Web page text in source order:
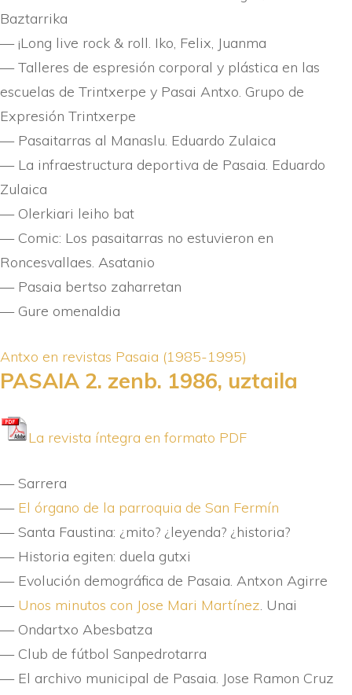
Baztarrika
— ¡Long live rock & roll. Iko, Felix, Juanma
— Talleres de espresión corporal y plástica en las
escuelas de Trintxerpe y Pasai Antxo. Grupo de
Expresión Trintxerpe
— Pasaitarras al Manaslu. Eduardo Zulaica
— La infraestructura deportiva de Pasaia. Eduardo
Zulaica
— Olerkiari leiho bat
— Comic: Los pasaitarras no estuvieron en
Roncesvallaes. Asatanio
— Pasaia bertso zaharretan
— Gure omenaldia
Antxo en revistas Pasaia (1985-1995)
PASAIA 2. zenb. 1986, uztaila
La revista í­ntegra en formato PDF
— Sarrera
— El órgano de la parroquia de San Fermí­n
— Santa Faustina: ¿mito? ¿leyenda? ¿historia?
— Historia egiten: duela gutxi
— Evolución demográfica de Pasaia. Antxon Agirre
— Unos minutos con Jose Mari Martí­nez. Unai
— Ondartxo Abesbatza
— Club de fútbol Sanpedrotarra
— El archivo municipal de Pasaia. Jose Ramon Cruz